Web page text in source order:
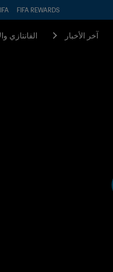
FIFA REWARDS
آخر الأخبار الفانتازي